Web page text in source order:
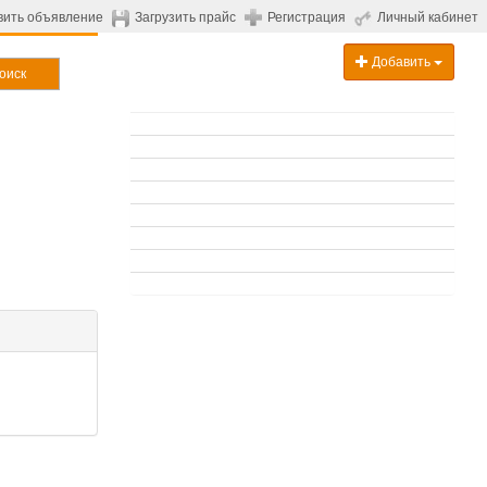
объявление Загрузить прайс Регистрация Личный кабинет
Добавить